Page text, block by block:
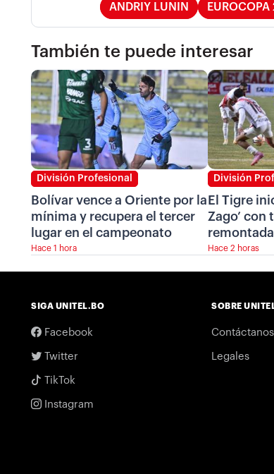
ANDRIY LUNIN
También te puede interesar
División Profesional
Bolívar vence a Oriente por la
mínima y recupera el tercer
lugar en el campeonato
Hace 1 hora
División
El Tigre
Zago’ con
Hace 2 horas
SIGA UNITEL.BO
Facebook
Twitter
TikTok
Instagram
SOBRE
Contáctanos
Legales